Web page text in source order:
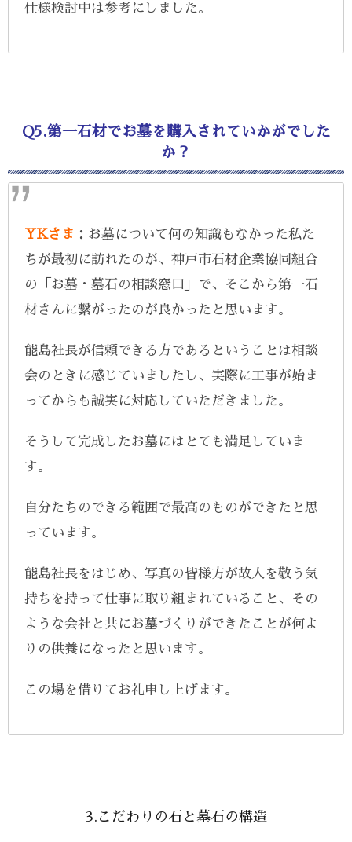
仕様検討中は参考にしました。
Q5.第一石材でお墓を購入されていかがでした
か？
YKさま ：お墓について何の知識もなかった私た
ちが最初に訪れたのが、神戸市石材企業協同組合
の「お墓・墓石の相談窓口」で、そこから第一石
材さんに繋がったのが良かったと思います。
能島社長が信頼できる方であるということは相談
会のときに感じていましたし、実際に工事が始ま
ってからも誠実に対応していただきました。
そうして完成したお墓にはとても満足していま
す。
自分たちのできる範囲で最高のものができたと思
っています。
能島社長をはじめ、写真の皆様方が故人を敬う気
持ちを持って仕事に取り組まれていること、その
ような会社と共にお墓づくりができたことが何よ
りの供養になったと思います。
この場を借りてお礼申し上げます。
3.こだわりの石と墓石の構造